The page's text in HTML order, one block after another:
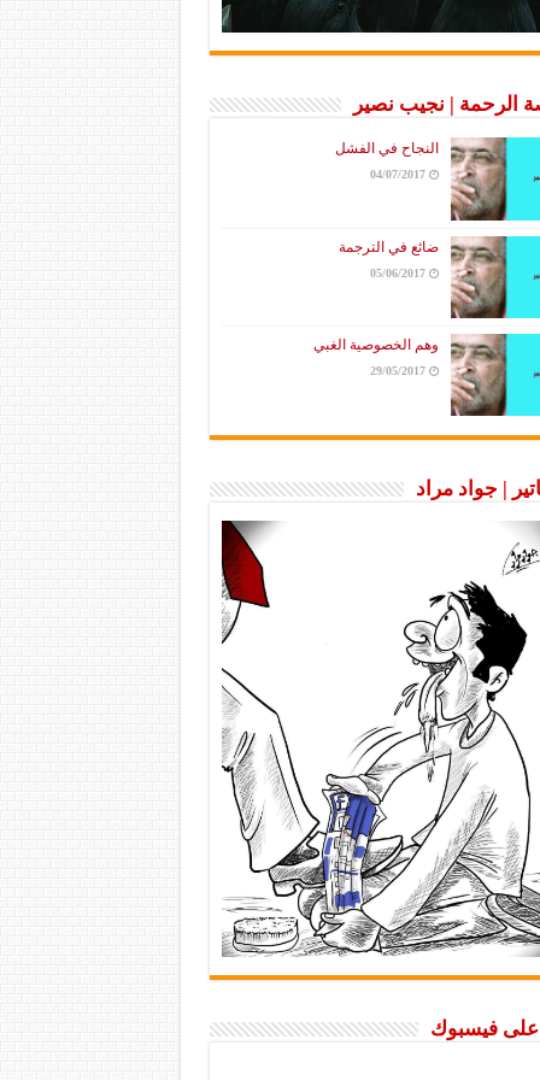
الرحمة | نجيب نصير
النجاح في الفشل
04/07/2017
ضائع في الترجمة
05/06/2017
وهم الخصوصية الغبي
29/05/2017
| جواد مراد
على فيسبوك